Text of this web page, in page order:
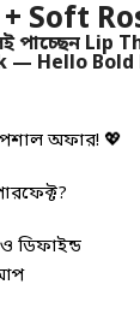
Soft
Lip
— Hello Bold
অফার! 💖
ডিফাইন্ড​